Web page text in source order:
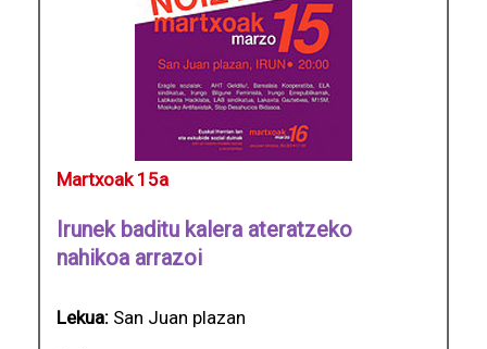
Martxoak 15a
Irunek baditu kalera ateratzeko
nahikoa arrazoi
Lekua: San Juan plazan